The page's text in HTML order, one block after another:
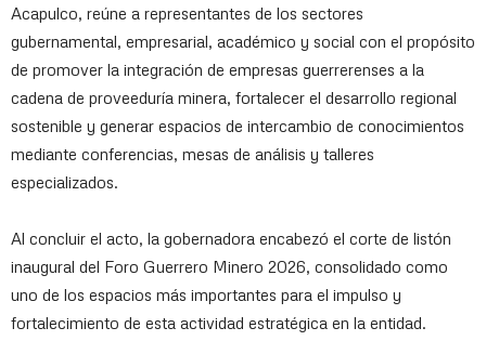
Acapulco, reúne a representantes de los sectores
gubernamental, empresarial, académico y social con el propósito
de promover la integración de empresas guerrerenses a la
cadena de proveeduría minera, fortalecer el desarrollo regional
sostenible y generar espacios de intercambio de conocimientos
mediante conferencias, mesas de análisis y talleres
especializados.
Al concluir el acto, la gobernadora encabezó el corte de listón
inaugural del Foro Guerrero Minero 2026, consolidado como
uno de los espacios más importantes para el impulso y
fortalecimiento de esta actividad estratégica en la entidad.